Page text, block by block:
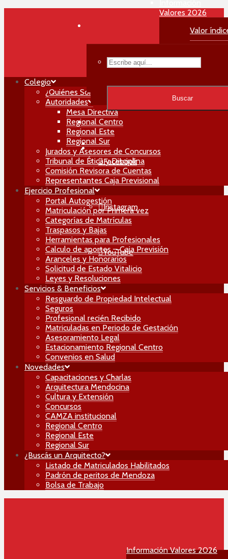
Valores 2026
Valor
Facebook
Instagram
YouTube
Menú Principal
Colegio
¿Quiénes Somos?
Autoridades
Mesa Directiva
Regional Centro
Regional Este
Regional Sur
Jurados y Asesores de Concursos
Tribunal de Ética y Disciplina
Comisión Revisora de Cuentas
Representantes Caja Previsional
Ejercicio Profesional
Portal Autogestión
Matriculación por Primera vez
Categorías de Matrículas
Traspasos y Bajas
Herramientas para Profesionales
Calculo de aportes – Caja Previsión
Aranceles y Honorarios
Solicitud de Estado Vitalicio
Leyes y Resoluciones
Servicios & Beneficios
Resguardo de Propiedad Intelectual
Seguros
Profesional recién Recibido
Matriculadas en Periodo de Gestación
Asesoramiento Legal
Estacionamiento Regional Centro
Convenios en Salud
Novedades
Capacitaciones y Charlas
Arquitectura Mendocina
Cultura y Extensión
Concursos
CAMZA institucional
Regional Centro
Regional Este
Regional Sur
¿Buscás un Arquitecto?
Listado de Matriculados Habilitados
Padrón de peritos de Mendoza
Bolsa de Trabajo
Información Valores 2026
Buscar